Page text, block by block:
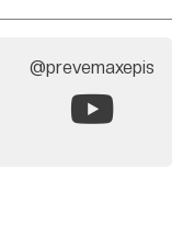
@prevemaxepis